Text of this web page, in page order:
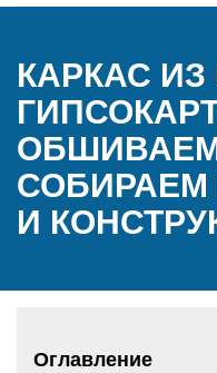
КАРКАС
СОБИРАЕМ
И
Оглавление